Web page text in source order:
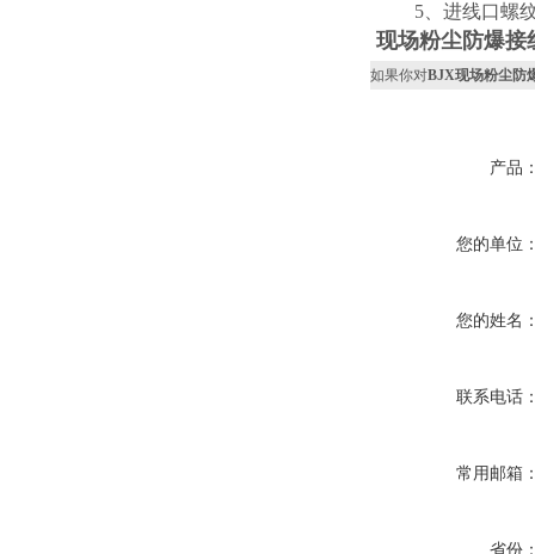
5、进线口螺纹
现场粉尘防爆接
如果你对BJX现场粉尘防
产品
您的单位
您的姓名
联系电话
常用邮箱
省份